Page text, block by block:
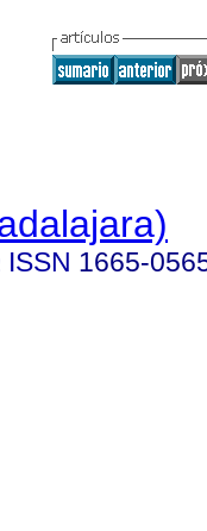
ISSN 1665-